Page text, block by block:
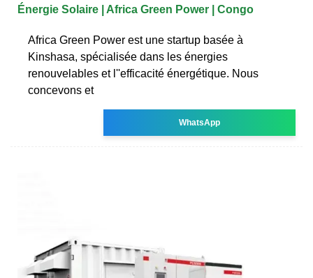
Énergie Solaire | Africa Green Power | Congo
Africa Green Power est une startup basée à
Kinshasa, spécialisée dans les énergies
renouvelables et l''efficacité énergétique. Nous
concevons et
WhatsApp